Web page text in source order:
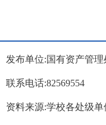
发布单位:国有资产管理
联系电话:82569554
资料来源:学校各处级单